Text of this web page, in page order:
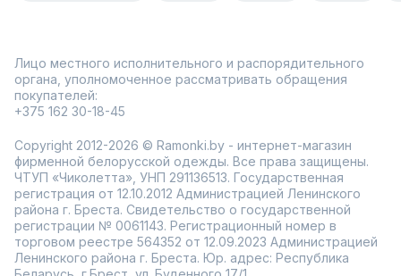
Лицо местного исполнительного и распорядительного
органа, уполномоченное рассматривать обращения
покупателей:
+375 162 30-18-45
Copyright 2012-2026 © Ramonki.by - интернет-магазин
фирменной белорусской одежды. Все права защищены.
ЧТУП «Чиколетта», УНП 291136513. Государственная
регистрация от 12.10.2012 Администрацией Ленинского
района г. Бреста. Свидетельство о государственной
регистрации № 0061143. Регистрационный номер в
торговом реестре 564352 от 12.09.2023 Администрацией
Ленинского района г. Бреста. Юр. адрес: Республика